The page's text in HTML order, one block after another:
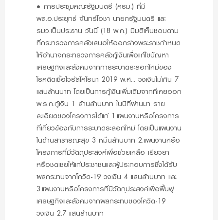
• การประชุมคณะรัฐมนตรี (ครม.) ที่มี
พล.อ.ประยุทธ์ จันทร์โอชา นายกรัฐมนตรี และ
รมว.เป็นประธาน วันนี้ (18 พ.ค.) มีมติเห็นชอบตาม
ที่กระทรวงการคลังเสนอให้ออกร่างพระราชกำหนด
ให้อำนาจกระทรวงการคลังกู้เงินเพื่อแก้ไขปัญหา
เศรษฐกิจและสังคมจากการระบาดระลอกใหม่ของ
โรคติดเชื้อไวรัสโคโรนา 2019 พ.ศ... วงเงินไม่เกิน 7
แสนล้านบาท โดยเป็นการกู้เงินเพิ่มเติมจากที่เคยออก
พ.ร.ก.กู้เงิน 1 ล้านล้านบาท ในปีที่ผ่านมา ราย
ละเอียดของโครงการได้แก่ 1.แผนงานหรือโครงการ
ที่เกี่ยวข้องกับการระบาดระลอกใหม่ โดยเป็นแผนงาน
ในด้านสาธารณะสุข 3 หมื่นล้านบาท 2.แผนงานหรือ
โครงการที่มีวัตถุประสงค์เพื่อช่วยเหลือ เยียวยา
หรือชดเชยให้แก่ประชาชนและผู้ประกอบการซึ่งได้รับ
ผลกระทบจากโควิด-19 วงเงิน 4 แสนล้านบาท และ
3.แผนงานหรือโครงการที่มีวัตถุประสงค์เพื่อฟื้นฟู
เศรษฐกิจและสังคมจากผลกระทบของโควิด-19
วงเงิน 2.7 แสนล้านบาท